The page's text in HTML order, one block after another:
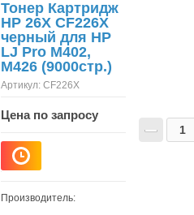
Тонер Картридж
HP 26X CF226X
черный для HP
LJ Pro M402,
M426 (9000стр.)
Артикул: CF226X
Цена по запросу
Производитель:
−